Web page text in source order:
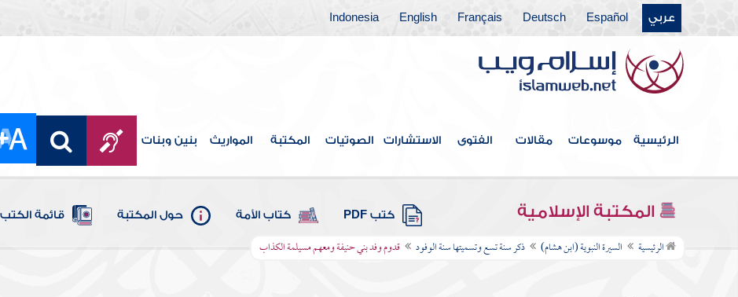
عربي Español
Deutsch
Français
English
Indonesia
الرئيسية موسوعات مقالات الفتوى الاستشارات الصوتيات المكتبة المواريث بنين وبنات
المكتبة الإسلامية كتب PDF كتاب الأمة حول المكتبة قائمة الكتب
الرئيسية السيرة النبوية (ابن هشام) ذكر سنة تسع وتسميتها سنة الوفود قدوم وفد بني حنيفة ومعهم مسيلمة الكذاب
عمرة الرسول من الجعرانة
غزوة تبوك
أمر وفد ثقيف وإسلامها
حج أبي بكر بالناس سنة تسع
شعر حسان الذي عدد فيه المغازي
ذكر سنة تسع وتسميتها سنة الوفود